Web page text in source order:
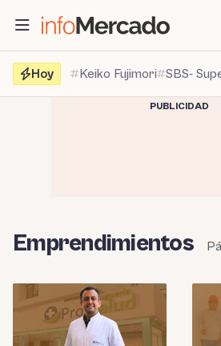
contenido
Hoy
Keiko Fujimori SBS-
PUBLICIDAD
Emprendimientos